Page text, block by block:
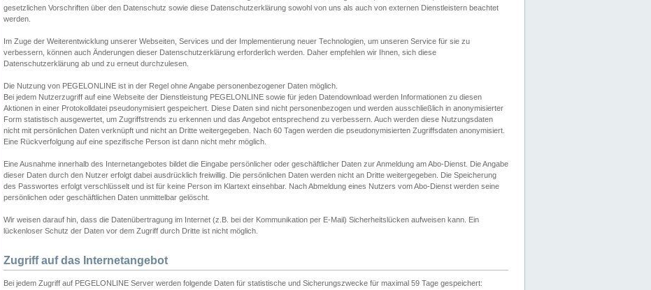
gesetzlichen Vorschriften über den Datenschutz sowie diese Datenschutzerklärung sowohl von uns als auch von externen Dienstleistern beachtet
werden.
Im Zuge der Weiterentwicklung unserer Webseiten, Services und der Implementierung neuer Technologien, um unseren Service für sie zu
verbessern, können auch Änderungen dieser Datenschutzerklärung erforderlich werden. Daher empfehlen wir Ihnen, sich diese
Datenschutzerklärung ab und zu erneut durchzulesen.
Die Nutzung von PEGELONLINE ist in der Regel ohne Angabe personenbezogener Daten möglich.
Bei jedem Nutzerzugriff auf eine Webseite der Dienstleistung PEGELONLINE sowie für jeden Datendownload werden Informationen zu diesen
Aktionen in einer Protokolldatei pseudonymisiert gespeichert. Diese Daten sind nicht personenbezogen und werden ausschließlich in anonymisierter
Form statistisch ausgewertet, um Zugriffstrends zu erkennen und das Angebot entsprechend zu verbessern. Auch werden diese Nutzungsdaten
nicht mit persönlichen Daten verknüpft und nicht an Dritte weitergegeben. Nach 60 Tagen werden die pseudonymisierten Zugriffsdaten anonymisiert.
Eine Rückverfolgung auf eine spezifische Person ist dann nicht mehr möglich.
Eine Ausnahme innerhalb des Internetangebotes bildet die Eingabe persönlicher oder geschäftlicher Daten zur Anmeldung am Abo-Dienst. Die Angabe
dieser Daten durch den Nutzer erfolgt dabei ausdrücklich freiwillig. Die persönlichen Daten werden nicht an Dritte weitergegeben. Die Speicherung
des Passwortes erfolgt verschlüsselt und ist für keine Person im Klartext einsehbar. Nach Abmeldung eines Nutzers vom Abo-Dienst werden seine
persönlichen oder geschäftlichen Daten unmittelbar gelöscht.
Wir weisen darauf hin, dass die Datenübertragung im Internet (z.B. bei der Kommunikation per E-Mail) Sicherheitslücken aufweisen kann. Ein
lückenloser Schutz der Daten vor dem Zugriff durch Dritte ist nicht möglich.
Zugriff auf das Internetangebot
Bei jedem Zugriff auf PEGELONLINE Server werden folgende Daten für statistische und Sicherungszwecke für maximal 59 Tage gespeichert: